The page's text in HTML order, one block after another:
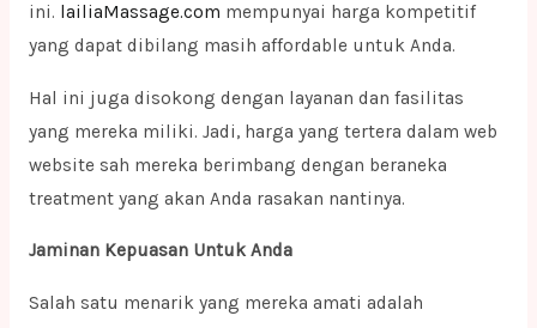
ini. lailiaMassage.com mempunyai harga kompetitif
yang dapat dibilang masih affordable untuk Anda.
Hal ini juga disokong dengan layanan dan fasilitas
yang mereka miliki. Jadi, harga yang tertera dalam web
website sah mereka berimbang dengan beraneka
treatment yang akan Anda rasakan nantinya.
Jaminan Kepuasan Untuk Anda
Salah satu menarik yang mereka amati adalah